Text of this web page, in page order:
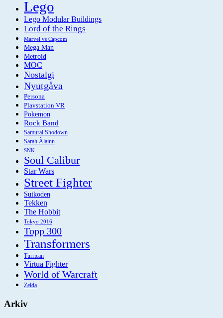
Lego
Lego Modular Buildings
Lord of the Rings
Marvel vs Capcom
Mega Man
Metroid
MOC
Nostalgi
Nyutgåva
Persona
Playstation VR
Pokemon
Rock Band
Samurai Shodown
Sarah Àlainn
SNK
Soul Calibur
Star Wars
Street Fighter
Suikoden
Tekken
The Hobbit
Tokyo 2016
Topp 300
Transformers
Turrican
Virtua Fighter
World of Warcraft
Zelda
Arkiv